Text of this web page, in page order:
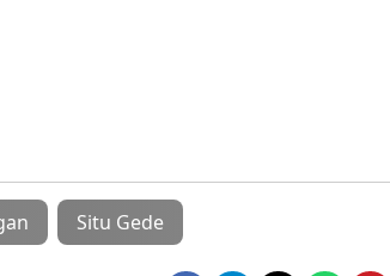
Situ Gede